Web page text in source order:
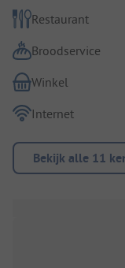
Restaurant
Broodservice
Winkel
Internet
Bekijk alle 11